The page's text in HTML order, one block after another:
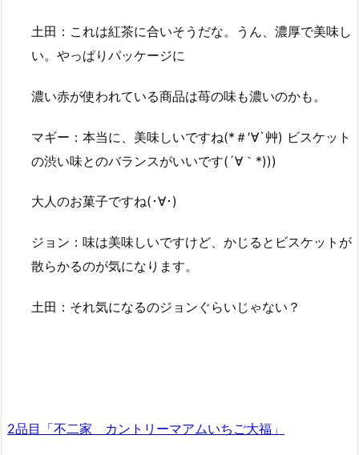
土田：これは紅茶に合いそうだな。うん、濃厚で美味し
い。やっぱりパッケージに
濃い赤が使われている商品は苺の味も濃いのかも。
マギー：本当に、美味しいですね(*＃′∀`艸) ビスケット
の渋い味とのバランスがいいです(´∀｀*)))
大人のお菓子ですね(･∀･)
ジョン：味は美味しいですけど、かじるとビスケットが
散らかるのが気になります。
土田：それ気になるのジョンぐらいじゃない？
2品目「不二家 カントリーマアムいちご大福」